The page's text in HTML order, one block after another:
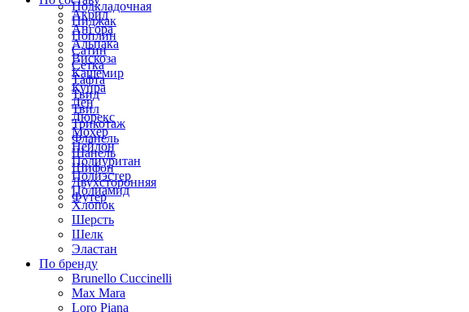
Подкладочная
Пиджак
Поплин
Сатин
Сетка
Тафта
Твид
Твил
Трикотаж
Фланель
Шанель
Шифон
Двухсторонняя
Футер
Акрил
Ангора
Альпака
Вискоза
Кашемир
Купра
Лен
Люрекс
Мохер
Нейлон
Полиуритан
Полиэстер
Полиамид
Хлопок
Шерсть
Шелк
Эластан
По бренду
Brunello Cuccinelli
Max Mara
Loro Piana